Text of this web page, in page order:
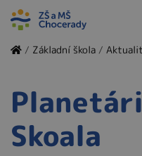
/ Základní škola /
Skoala